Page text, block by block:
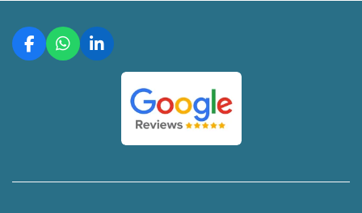
F
a
W
h
L
i